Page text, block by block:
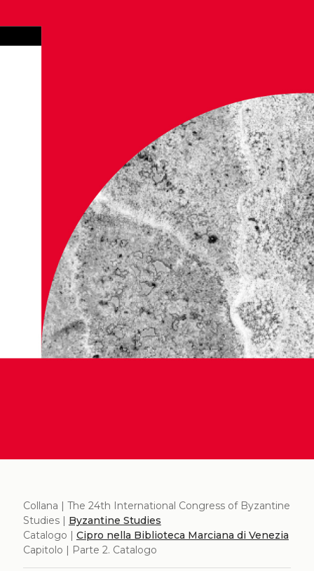
Collana | The 24th International Congress of Byzantine
Studies | Byzantine Studies
Catalogo | Cipro nella Biblioteca Marciana di Venezia
Capitolo | Parte 2. Catalogo